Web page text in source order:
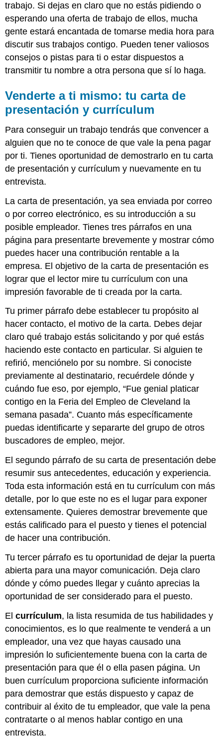
trabajo. Si dejas en claro que no estás pidiendo o
esperando una oferta de trabajo de ellos, mucha
gente estará encantada de tomarse media hora para
discutir sus trabajos contigo. Pueden tener valiosos
consejos o pistas para ti o estar dispuestos a
transmitir tu nombre a otra persona que sí lo haga.
Venderte a ti mismo: tu carta de
presentación y currículum
Para conseguir un trabajo tendrás que convencer a
alguien que no te conoce de que vale la pena pagar
por ti. Tienes oportunidad de demostrarlo en tu carta
de presentación y currículum y nuevamente en tu
entrevista.
La carta de presentación, ya sea enviada por correo
o por correo electrónico, es su introducción a su
posible empleador. Tienes tres párrafos en una
página para presentarte brevemente y mostrar cómo
puedes hacer una contribución rentable a la
empresa. El objetivo de la carta de presentación es
lograr que el lector mire tu currículum con una
impresión favorable de ti creada por la carta.
Tu primer párrafo debe establecer tu propósito al
hacer contacto, el motivo de la carta. Debes dejar
claro qué trabajo estás solicitando y por qué estás
haciendo este contacto en particular. Si alguien te
refirió, menciónelo por su nombre. Si conociste
previamente al destinatario, recuérdele dónde y
cuándo fue eso, por ejemplo, “Fue genial platicar
contigo en la Feria del Empleo de Cleveland la
semana pasada”. Cuanto más específicamente
puedas identificarte y separarte del grupo de otros
buscadores de empleo, mejor.
El segundo párrafo de su carta de presentación debe
resumir sus antecedentes, educación y experiencia.
Toda esta información está en tu currículum con más
detalle, por lo que este no es el lugar para exponer
extensamente. Quieres demostrar brevemente que
estás calificado para el puesto y tienes el potencial
de hacer una contribución.
Tu tercer párrafo es tu oportunidad de dejar la puerta
abierta para una mayor comunicación. Deja claro
dónde y cómo puedes llegar y cuánto aprecias la
oportunidad de ser considerado para el puesto.
Elcurrículum, la lista resumida de tus habilidades y
conocimientos, es lo que realmente te venderá a un
empleador, una vez que hayas causado una
impresión lo suficientemente buena con la carta de
presentación para que él o ella pasen página. Un
buen currículum proporciona suficiente información
para demostrar que estás dispuesto y capaz de
contribuir al éxito de tu empleador, que vale la pena
contratarte o al menos hablar contigo en una
entrevista.